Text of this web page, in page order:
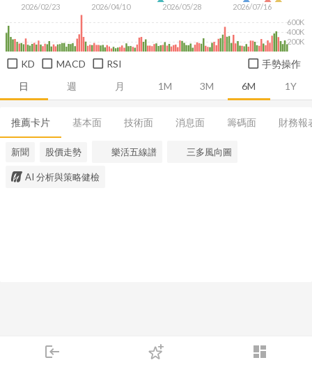
login dashboard
下單
日 週 月 1M 3M 6M 1Y
2026/02/23 2026/04/10 2026/05/28 2026/07/16
200K
400K
600K
KD MACD RSI 手勢操作
推薦卡片 基本面 技術面 消息面 籌碼面 財務報
新聞 股價走勢 樂活五線譜 三多風向圖
AI 分析與策略健檢